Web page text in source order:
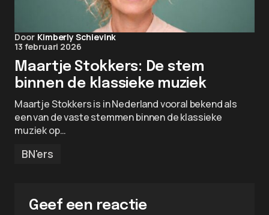
Door Kimberly Schievink
13 februari 2026
Maartje Stokkers: De stem
binnen de klassieke muziek
Maartje Stokkers is in Nederland vooral bekend als
een van de vaste stemmen binnen de klassieke
muziek op…
BN'ers
Geef een reactie